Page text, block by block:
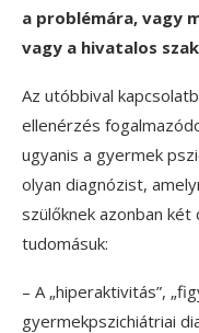
a problémára, vagy
vagy a hivatalos
Az utóbbival
ellenérzés
ugyanis a gyermek
olyan diagnózist,
szülőknek azonban
tudomásuk:
– A „hiperaktivitás”,
gyermekpszichiátriai